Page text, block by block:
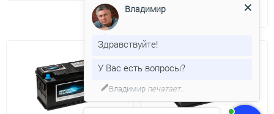
Владимир
Здравствуйте!
У Вас есть вопросы?
Владимир печатает...